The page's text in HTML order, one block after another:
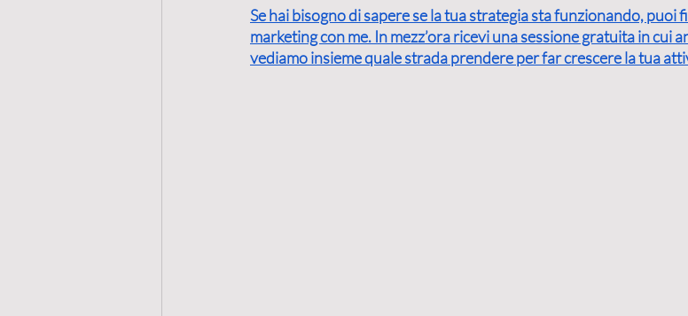
Se hai bisogno di sapere se la tua strategia sta funzionando, puoi
marketing con me. In mezz’ora ricevi una sessione gratuita in cui
vediamo insieme quale strada prendere per far crescere la tua